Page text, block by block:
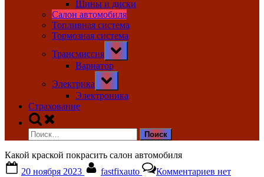
Шины и диски
Салон автомобиля
Топливная система
Тормозная система
Трансмиссия
Toggle
sub-
menu
Вариатор
Электрика
Toggle
sub-
menu
Электроника
Страхование
Toggle
search
form
Найти:
Какой краской покрасить салон автомобиля
20 ноября 2023 fastfixauto Комментариев нет